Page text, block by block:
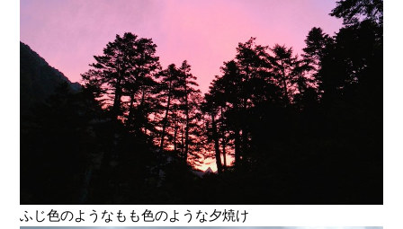
ふじ色のようなもも色のような夕焼け